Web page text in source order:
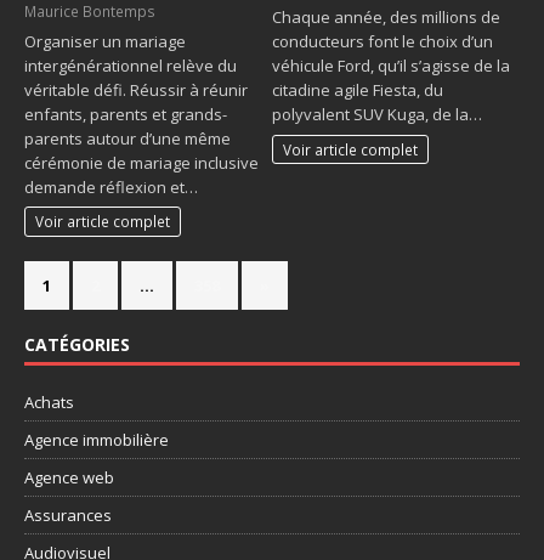
Maurice Bontemps
Organiser un mariage
intergénérationnel relève du
véritable défi. Réussir à réunir
enfants, parents et grands-
parents autour d’une même
cérémonie de mariage inclusive
demande réflexion et…
Voir article complet
Chaque année, des millions de
conducteurs font le choix d’un
véhicule Ford, qu’il s’agisse de la
citadine agile Fiesta, du
polyvalent SUV Kuga, de la…
Voir article complet
1 …
CATÉGORIES
Achats
Agence immobilière
Agence web
Assurances
Audiovisuel